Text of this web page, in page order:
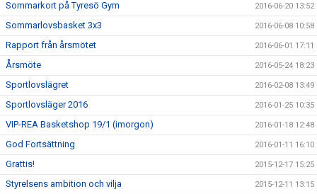
Sommarkort på Tyresö Gym 2016-06-20 13:52
Sommarlovsbasket 3x3 2016-06-08 10:58
Rapport från årsmötet 2016-06-01 17:11
Årsmöte 2016-05-24 18:23
Sportlovslägret 2016-02-08 13:49
Sportlovsläger 2016 2016-01-25 10:35
VIP-REA Basketshop 19/1 (imorgon) 2016-01-18 12:48
God Fortsättning 2016-01-11 16:10
Grattis! 2015-12-17 15:25
Styrelsens ambition och vilja 2015-12-11 13:15